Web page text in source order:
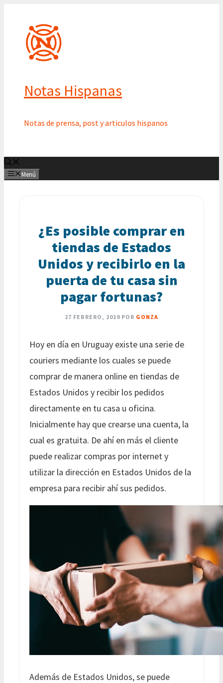
contenido
Notas Hispanas
Notas de prensa, post y articulos hispanos
Menú
¿Es posible comprar en
tiendas de Estados
Unidos y recibirlo en la
puerta de tu casa sin
pagar fortunas?
27 FEBRERO, 2019 POR GONZA
Hoy en día en Uruguay existe una serie de
couriers mediante los cuales se puede
comprar de manera online en tiendas de
Estados Unidos y recibir los pedidos
directamente en tu casa u oficina.
Inicialmente hay que crearse una cuenta, la
cual es gratuita. De ahí en más el cliente
puede realizar compras por internet y
utilizar la dirección en Estados Unidos de la
empresa para recibir ahí sus pedidos.
Además de Estados Unidos, se puede